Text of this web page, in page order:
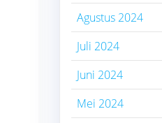
Agustus 2024
Juli 2024
Juni 2024
Mei 2024